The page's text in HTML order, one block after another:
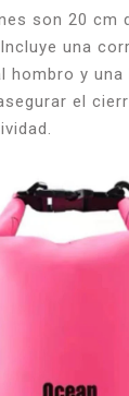
son 20 cm
una
hombro y
el